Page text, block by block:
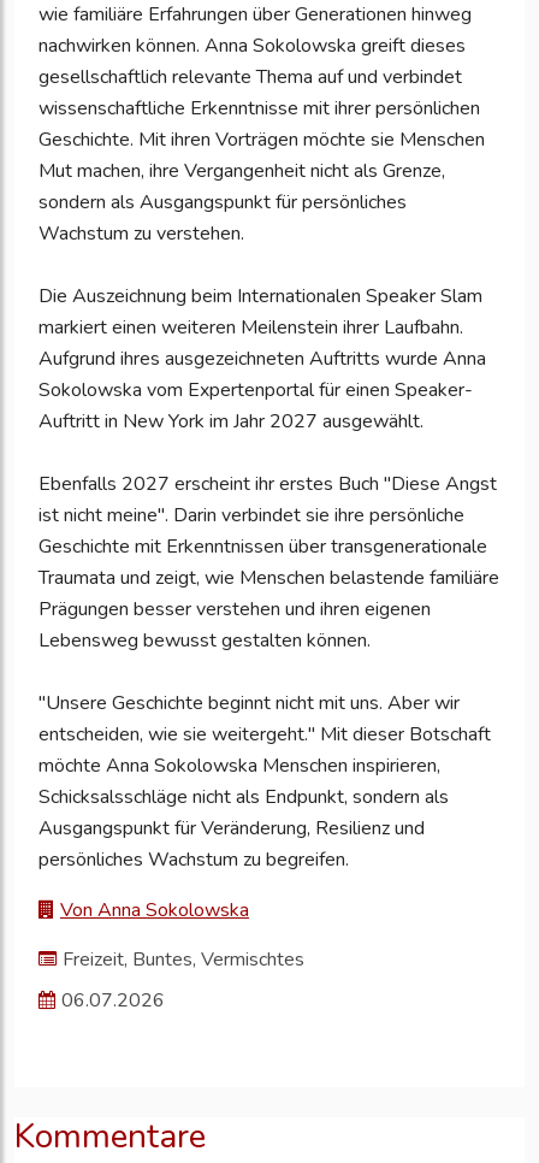
wie familiäre Erfahrungen über Generationen hinweg
nachwirken können. Anna Sokolowska greift dieses
gesellschaftlich relevante Thema auf und verbindet
wissenschaftliche Erkenntnisse mit ihrer persönlichen
Geschichte. Mit ihren Vorträgen möchte sie Menschen
Mut machen, ihre Vergangenheit nicht als Grenze,
sondern als Ausgangspunkt für persönliches
Wachstum zu verstehen.
Die Auszeichnung beim Internationalen Speaker Slam
markiert einen weiteren Meilenstein ihrer Laufbahn.
Aufgrund ihres ausgezeichneten Auftritts wurde Anna
Sokolowska vom Expertenportal für einen Speaker-
Auftritt in New York im Jahr 2027 ausgewählt.
Ebenfalls 2027 erscheint ihr erstes Buch "Diese Angst
ist nicht meine". Darin verbindet sie ihre persönliche
Geschichte mit Erkenntnissen über transgenerationale
Traumata und zeigt, wie Menschen belastende familiäre
Prägungen besser verstehen und ihren eigenen
Lebensweg bewusst gestalten können.
"Unsere Geschichte beginnt nicht mit uns. Aber wir
entscheiden, wie sie weitergeht." Mit dieser Botschaft
möchte Anna Sokolowska Menschen inspirieren,
Schicksalsschläge nicht als Endpunkt, sondern als
Ausgangspunkt für Veränderung, Resilienz und
persönliches Wachstum zu begreifen.
Von Anna Sokolowska
Freizeit, Buntes, Vermischtes
06.07.2026
Kommentare